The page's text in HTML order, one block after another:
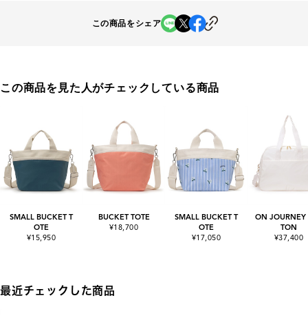
この商品をシェア
この商品を見た人がチェックしている商品
SMALL BUCKET T
OTE
¥15,950
BUCKET TOTE
¥18,700
SMALL BUCKET T
OTE
¥17,050
ON JOURNEY
TON
¥37,400
最近チェックした商品